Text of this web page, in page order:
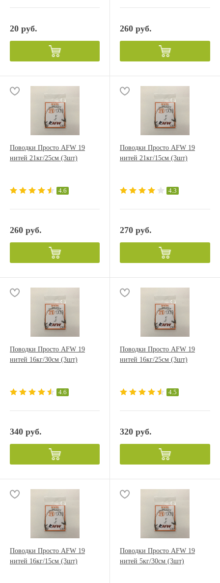
20 руб. 260 руб.
Поводки Просто AFW 19
нитей 21кг/25см (3шт)
4.6
260 руб.
Поводки Просто AFW 19
нитей 21кг/15см (3шт)
4.3
270 руб.
Поводки Просто AFW 19
нитей 16кг/30см (3шт)
4.6
340 руб.
Поводки Просто AFW 19
нитей 16кг/25см (3шт)
4.5
320 руб.
Поводки Просто AFW 19
нитей 16кг/15см (3шт)
Поводки Просто AFW 19
нитей 5кг/30см (3шт)